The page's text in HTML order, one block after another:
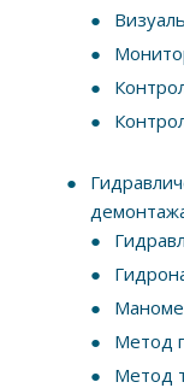
Метод
Метод